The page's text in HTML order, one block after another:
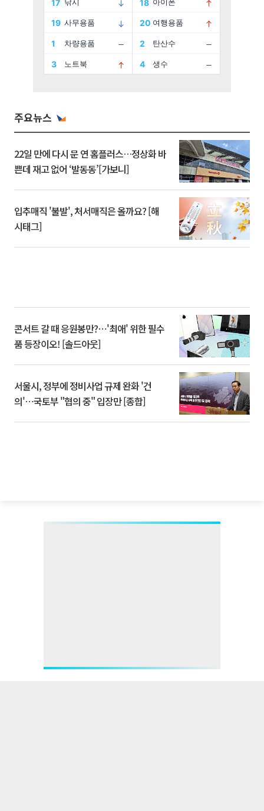
주요뉴스
22일 만에 다시 문 연 홈플러스…정상화 바
쁜데 재고 없어 ‘발동동’[가보니]
입추매직 '불발', 처서매직은 올까요? [해
시태그]
콘서트 갈 때 응원봉만?⋯'최애' 위한 필수
품 등장이오! [솔드아웃]
서울시, 정부에 정비사업 규제 완화 '건
의'⋯국토부 "협의 중" 입장만 [종합]